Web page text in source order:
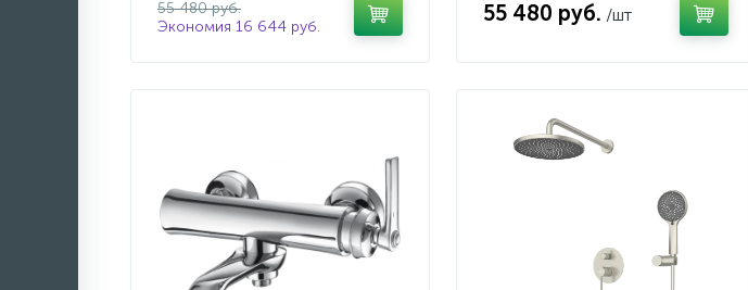
55 480 руб.
Экономия 16 644 руб.
55 480 руб. /шт